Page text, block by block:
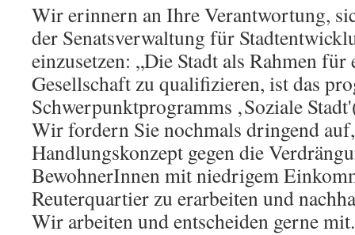
Wir erinnern an Ihre Verantwortung,
der Senatsverwaltung für
einzusetzen: „Die Stadt als Rahmen
Gesellschaft zu qualifizieren, ist das
Schwerpunktprogramms ‚Soziale
Wir fordern Sie nochmals dringend
Handlungskonzept gegen die
BewohnerInnen mit niedrigem
Reuterquartier zu erarbeiten und
Wir arbeiten und entscheiden gerne mit.